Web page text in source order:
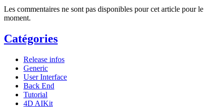
Les commentaires ne sont pas disponibles pour cet article pour le
moment.
Catégories
Release infos
Generic
User Interface
Back End
Tutorial
4D AIKit